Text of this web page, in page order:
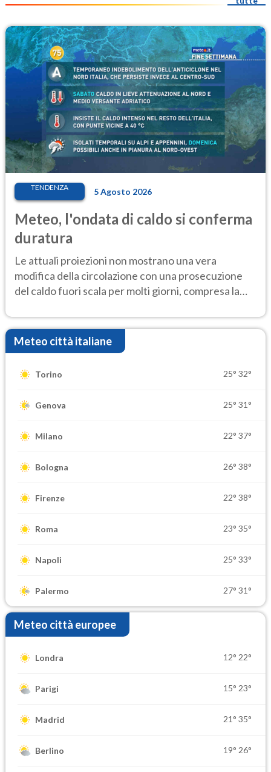
TENDENZA 5 Agosto 2026
Meteo, l'ondata di caldo si conferma
duratura
Le attuali proiezioni non mostrano una vera
modifica della circolazione con una prosecuzione
del caldo fuori scala per molti giorni, compresa la
Meteo città italiane
Torino 25° 32°
Genova 25° 31°
Milano 22° 37°
Bologna 26° 38°
Firenze 22° 38°
Roma 23° 35°
Napoli 25° 33°
Palermo 27° 31°
Meteo città europee
Londra 12° 22°
Parigi 15° 23°
Madrid 21° 35°
Berlino 19° 26°